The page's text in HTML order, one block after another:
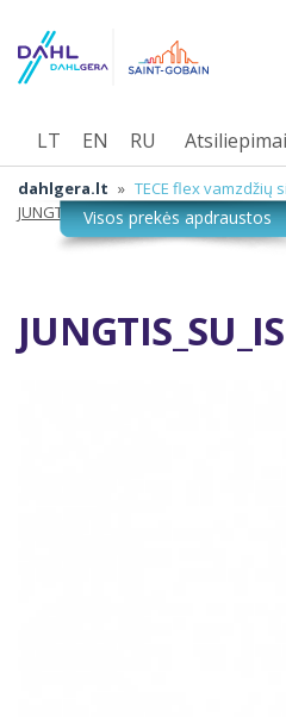
LT EN RU
dahlgera.lt » TECE flex vamzdžių